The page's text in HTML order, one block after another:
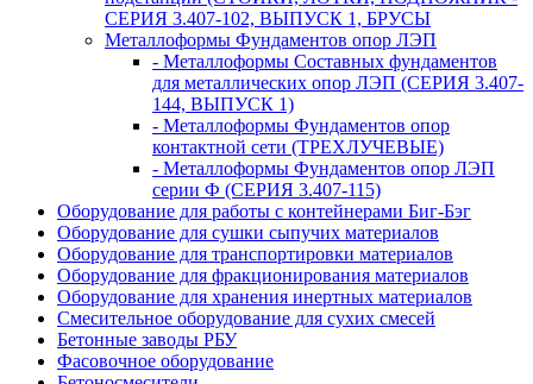
СЕРИЯ 3.407-102, ВЫПУСК 1, БРУСЫ
Металлоформы Фундаментов опор ЛЭП
- Металлоформы Составных фундаментов
для металлических опор ЛЭП (СЕРИЯ 3.407-
144, ВЫПУСК 1)
- Металлоформы Фундаментов опор
контактной сети (ТРЕХЛУЧЕВЫЕ)
- Металлоформы Фундаментов опор ЛЭП
серии Ф (СЕРИЯ 3.407-115)
Оборудование для работы с контейнерами Биг-Бэг
Оборудование для сушки сыпучих материалов
Оборудование для транспортировки материалов
Оборудование для фракционирования материалов
Оборудование для хранения инертных материалов
Смесительное оборудование для сухих смесей
Бетонные заводы РБУ
Фасовочное оборудование